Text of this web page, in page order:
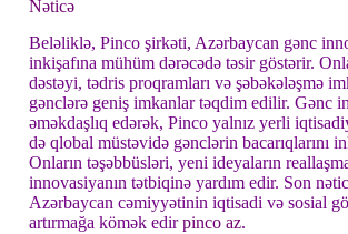
Nəticə
Beləliklə, Pinco şirkəti, Azərbaycan gənc
inkişafına mühüm dərəcədə təsir göstərir.
dəstəyi, tədris proqramları və şəbəkələşmə
gənclərə geniş imkanlar təqdim edilir. Gənc
əməkdaşlıq edərək, Pinco yalnız yerli
də qlobal müstəvidə gənclərin bacarıqlarını
Onların təşəbbüsləri, yeni ideyaların
innovasiyanın tətbiqinə yardım edir. Son
Azərbaycan cəmiyyətinin iqtisadi və sosial
artırmağa kömək edirpinco az.